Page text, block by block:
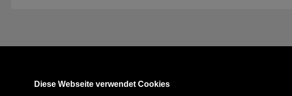
Diese Webseite verwendet Cookies